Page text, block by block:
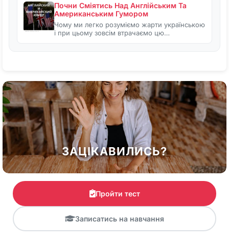
Почни Сміятись Над Англійським Та
Американським Гумором
Чому ми легко розуміємо жарти українською
і при цьому зовсім втрачаємо цю…
ЗАЦІКАВИЛИСЬ?
Пройти тест
Записатись на навчання